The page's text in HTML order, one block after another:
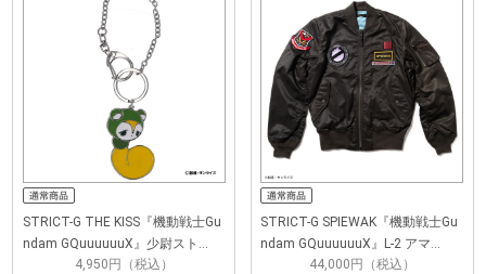
STRICT-G THE KISS『機動戦士Gu
ndam GQuuuuuuX』少尉スト…
4,950円（税込）
STRICT-G SPIEWAK『機動戦士Gu
ndam GQuuuuuuX』L-2 アマ…
44,000円（税込）